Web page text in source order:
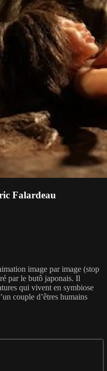
Falardeau
image par image (stop
par le butô japonais. Il
qui vivent en symbiose
couple d’êtres humains